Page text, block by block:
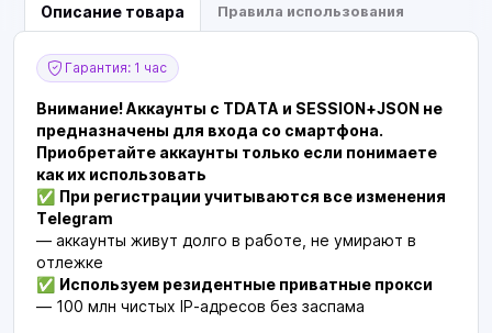
Описание товара Правила использования
Гарантия: 1 час
Внимание! Аккаунты с TDATA и SESSION+JSON не
предназначены для входа со смартфона.
Приобретайте аккаунты только если понимаете
как их использовать
✅ При регистрации учитываются все изменения
Telegram
— аккаунты живут долго в работе, не умирают в
отлежке
✅ Используем резидентные приватные прокси
— 100 млн чистых IP-адресов без заспама